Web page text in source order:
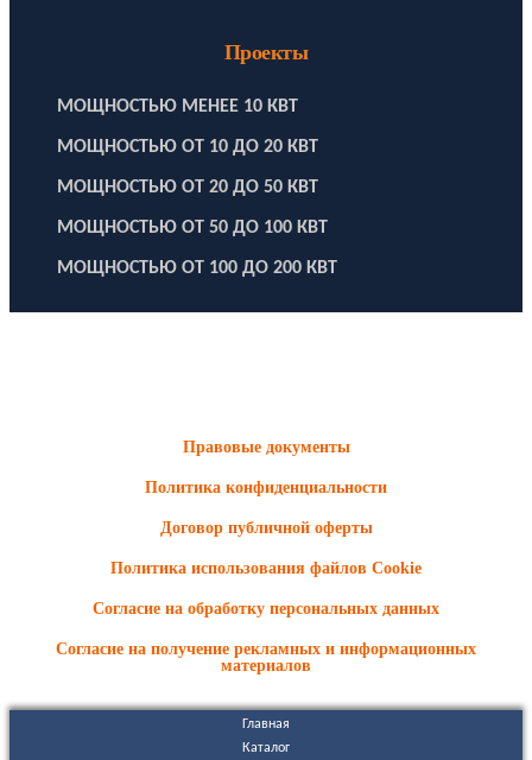
Проекты
МОЩНОСТЬЮ МЕНЕЕ 10 КВТ
МОЩНОСТЬЮ ОТ 10 ДО 20 КВТ
МОЩНОСТЬЮ ОТ 20 ДО 50 КВТ
МОЩНОСТЬЮ ОТ 50 ДО 100 КВТ
МОЩНОСТЬЮ ОТ 100 ДО 200 КВТ
Правовые документы
Политика конфиденциальности
Договор публичной оферты
Политика использования файлов Cookie
Согласие на обработку персональных данных
Согласие на получение рекламных и информационных
материалов
Главная
Каталог